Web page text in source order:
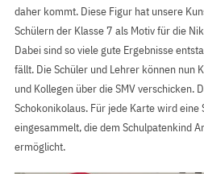
daher kommt. Diese Figur hat unsere
Schülern der Klasse 7 als Motiv für die
Dabei sind so viele gute Ergebnisse
fällt. Die Schüler und Lehrer können nun
und Kollegen über die SMV verschicken.
Schokonikolaus. Für jede Karte wird eine
eingesammelt, die dem Schulpatenkind
ermöglicht.